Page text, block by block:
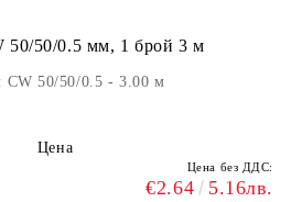
50/50/0.5 мм, 1 брой 3 м
CW 50/50/0.5 - 3.00 м
Цена
Цена без ДДС:
€2.64 5.16лв.